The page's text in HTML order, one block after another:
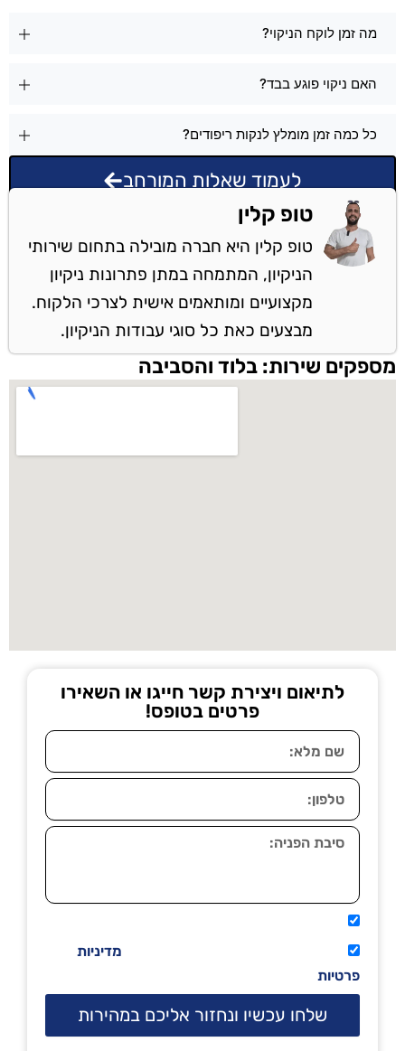
מה זמן לוקח הניקוי?
האם ניקוי פוגע בבד?
כל כמה זמן מומלץ לנקות ריפודים?
לעמוד שאלות המורחב
טופ קלין
טופ קלין היא חברה מובילה בתחום שירותי
הניקיון, המתמחה במתן פתרונות ניקיון
מקצועיים ומותאמים אישית לצרכי הלקוח.
מבצעים כאת כל סוגי עבודות הניקיון.
מספקים שירות: בלוד והסביבה
לתיאום ויצירת קשר חייגו או השאירו
פרטים בטופס!
מדיניות
פרטיות
שלחו עכשיו ונחזור אליכם במהירות